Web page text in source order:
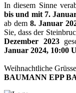
In diesem Sinne
bis und mit 7.
ab dem8. Januar
Sie, dass der
Dezember 2023
Januar 2024, 10:00
Weihnachtliche Grüsse
BAUMANN EPP